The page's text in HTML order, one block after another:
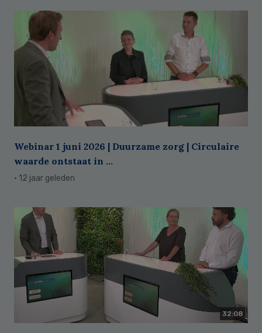
Webinar 1 juni 2026 | Duurzame zorg | Circulaire
waarde ontstaat in ...
· 12 jaar geleden
32:08